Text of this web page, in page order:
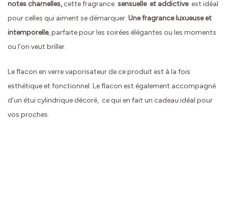
notes charnelles,cette fragrance sensuelle et addictive est idéal
pour celles qui aiment se démarquer. Une fragrance luxueuse et
intemporelle, parfaite pour les soirées élégantes ou les moments
ou l’on veut briller.
Le flacon en verre vaporisateur de ce produit est à la fois
esthétique et fonctionnel. Le flacon est également accompagné
d’un étui cylindrique décoré, ce qui en fait un cadeau idéal pour
vos proches.